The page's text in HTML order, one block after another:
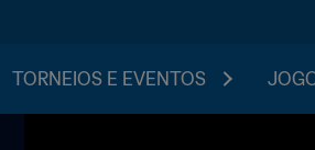
TORNEIOS E EVENTOS